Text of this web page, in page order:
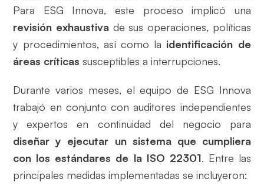
Para ESG Innova, este proceso implicó una
revisión exhaustiva de sus operaciones, políticas
y procedimientos, así como la identificación de
áreas críticas susceptibles a interrupciones.
Durante varios meses, el equipo de ESG Innova
trabajó en conjunto con auditores independientes
y expertos en continuidad del negocio para
diseñar y ejecutar un sistema que cumpliera
con los estándares de la ISO 22301. Entre las
principales medidas implementadas se incluyeron: